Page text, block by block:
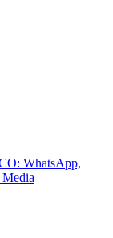
WhatsApp,